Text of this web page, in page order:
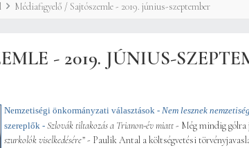
Médiafigyelő / Sajtószemle - 2019. június-szeptember
- 2019. JÚNIUS-
Nemzetiségi önkormányzati választások - Nem lesznek
szereplők - Szlovák tiltakozás a Trianon-év miatt- Még mindig
szurkolók viselkedésére”- Paulik Antal a költségvetési